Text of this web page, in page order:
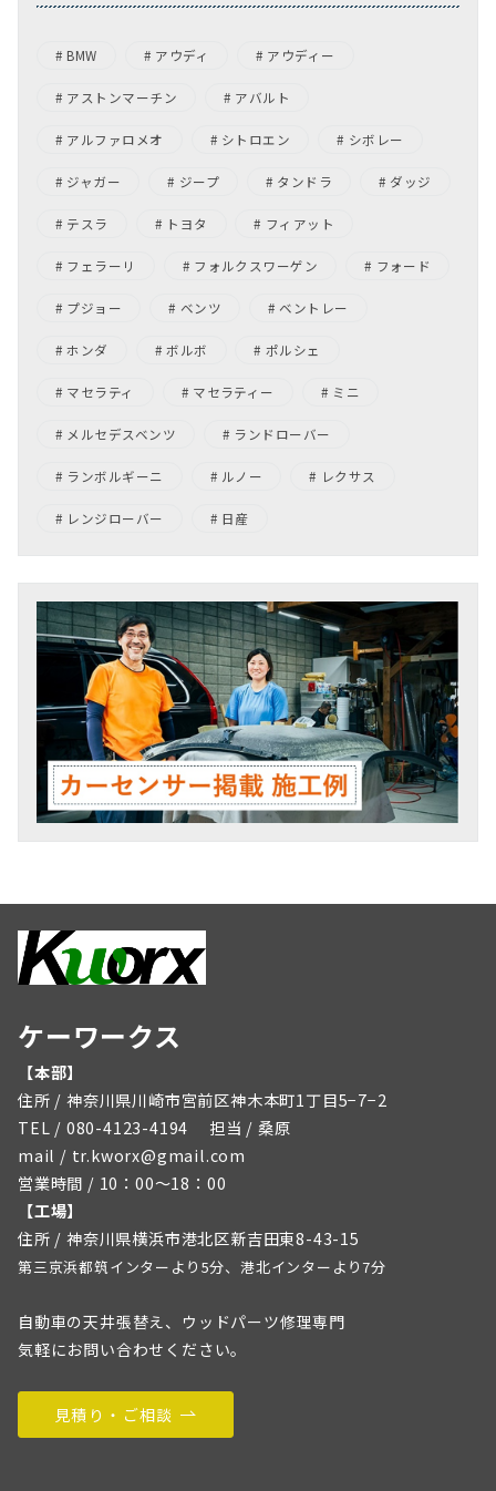
BMW アウディ アウディー
アストンマーチン アバルト
アルファロメオ シトロエン シボレー
ジャガー ジープ タンドラ ダッジ
テスラ トヨタ フィアット
フェラーリ フォルクスワーゲン フォード
プジョー ベンツ ベントレー
ホンダ ボルボ ポルシェ
マセラティ マセラティー ミニ
メルセデスベンツ ランドローバー
ランボルギーニ ルノー レクサス
レンジローバー 日産
ケーワークス
【本部】
住所 / 神奈川県川崎市宮前区神木本町1丁目5−7−2
TEL / 080-4123-4194 担当 / 桑原
mail / tr.kworx@gmail.com
営業時間 / 10：00～18：00
【工場】
住所 / 神奈川県横浜市港北区新吉田東8-43-15
第三京浜都筑インターより5分、港北インターより7分
自動車の天井張替え、ウッドパーツ修理専門
気軽にお問い合わせください。
見積り・ご相談